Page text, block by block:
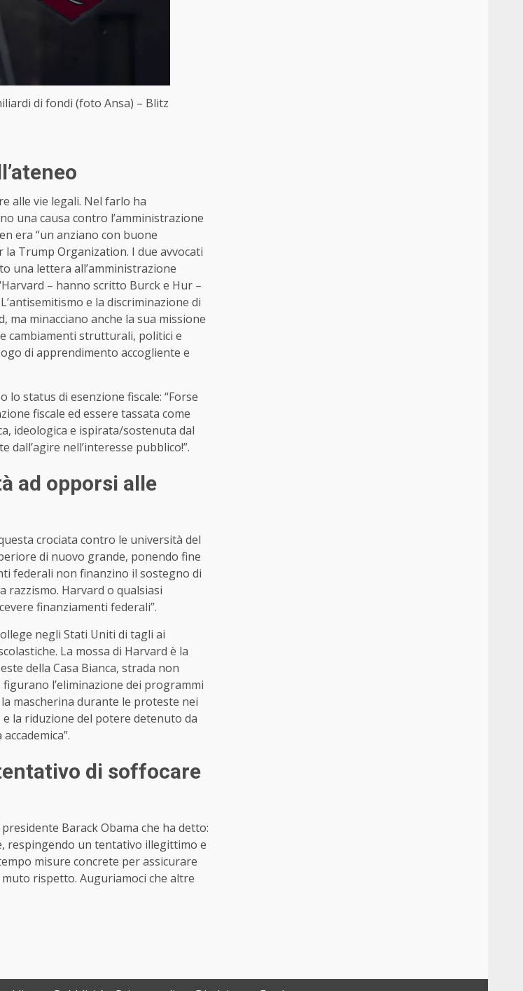
di fondi (foto Ansa) – Blitz
alle vie legali. Nel farlo ha
una causa contro l’amministrazione
era “un anziano con buone
Trump Organization. I due avvocati
una lettera all’amministrazione
– hanno scritto Burck e Hur –
e la discriminazione di
minacciano anche la sua missione
cambiamenti strutturali, politici e
di apprendimento accogliente e
status di esenzione fiscale: “Forse
fiscale ed essere tassata come
ideologica e ispirata/sostenuta dal
nell’interesse pubblico!”.
ad opporsi alle
crociata contro le università del
di nuovo grande, ponendo fine
federali non finanzino il sostegno di
razzismo. Harvard o qualsiasi
finanziamenti federali”.
negli Stati Uniti di tagli ai
La mossa di Harvard è la
della Casa Bianca, strada non
l’eliminazione dei programmi
mascherina durante le proteste nei
la riduzione del potere detenuto da
di soffocare
Barack Obama che ha detto:
respingendo un tentativo illegittimo e
misure concrete per assicurare
rispetto. Auguriamoci che altre